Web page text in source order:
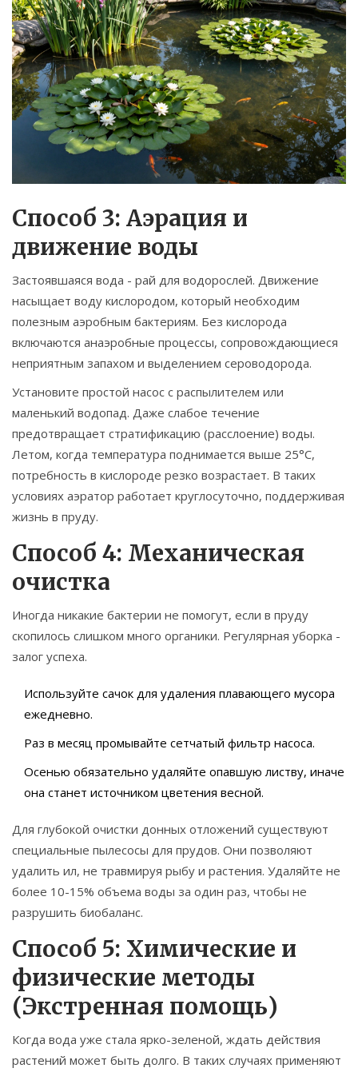
Способ 3: Аэрация и
движение воды
Застоявшаяся вода - рай для водорослей. Движение
насыщает воду кислородом, который необходим
полезным аэробным бактериям. Без кислорода
включаются анаэробные процессы, сопровождающиеся
неприятным запахом и выделением сероводорода.
Установите простой насос с распылителем или
маленький водопад. Даже слабое течение
предотвращает стратификацию (расслоение) воды.
Летом, когда температура поднимается выше 25°C,
потребность в кислороде резко возрастает. В таких
условиях аэратор работает круглосуточно, поддерживая
жизнь в пруду.
Способ 4: Механическая
очистка
Иногда никакие бактерии не помогут, если в пруду
скопилось слишком много органики. Регулярная уборка -
залог успеха.
Используйте сачок для удаления плавающего мусора
ежедневно.
Раз в месяц промывайте сетчатый фильтр насоса.
Осенью обязательно удаляйте опавшую листву, иначе
она станет источником цветения весной.
Для глубокой очистки донных отложений существуют
специальные пылесосы для прудов. Они позволяют
удалить ил, не травмируя рыбу и растения. Удаляйте не
более 10-15% объема воды за один раз, чтобы не
разрушить биобаланс.
Способ 5: Химические и
физические методы
(Экстренная помощь)
Когда вода уже стала ярко-зеленой, ждать действия
растений может быть долго. В таких случаях применяют